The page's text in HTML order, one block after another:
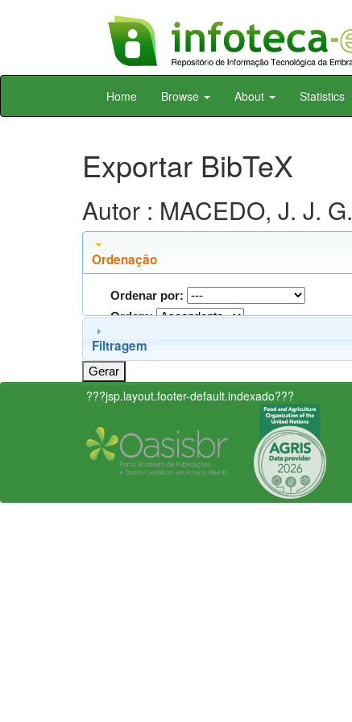
Skip
Home Browse About Statistics
Exportar BibTeX
Autor : MACEDO, J. J. G.
Ordenação
Ordenar por:
Ordem:
Filtragem
???jsp.layout.footer-default.indexado???